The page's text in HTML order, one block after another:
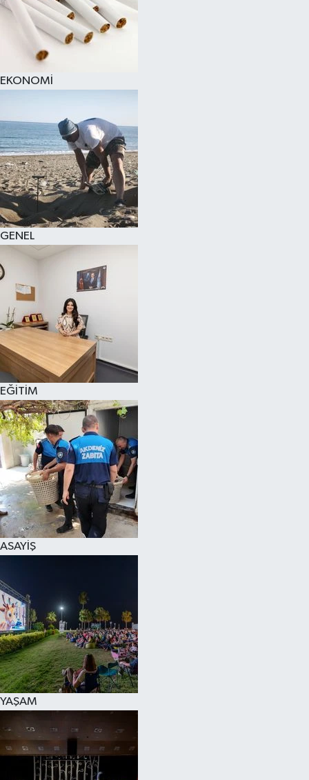
EKONOMİ
GENEL
EĞİTİM
ASAYİŞ
YAŞAM